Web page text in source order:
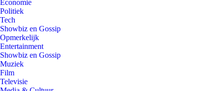
Economie
Politiek
Tech
Showbiz en Gossip
Opmerkelijk
Entertainment
Showbiz en Gossip
Muziek
Film
Televisie